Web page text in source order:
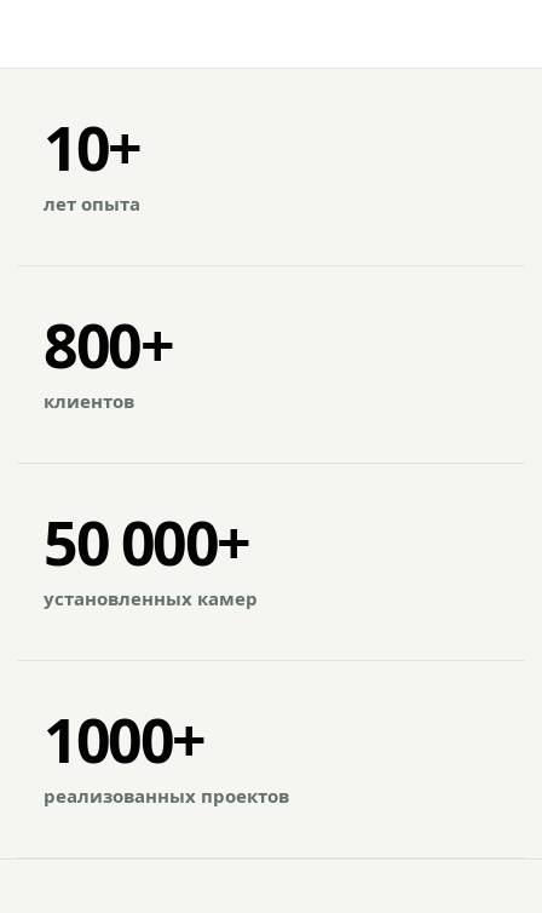
10+
лет опыта
800+
клиентов
50 000+
установленных камер
1000+
реализованных проектов